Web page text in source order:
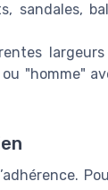
sandales,
"homme"